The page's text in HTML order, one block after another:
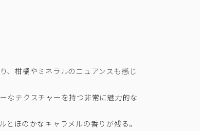
、柑橘やミネラルのニュアンスも感じ
なテクスチャーを持つ非常に魅力的な
とほのかなキャラメルの香りが残る。